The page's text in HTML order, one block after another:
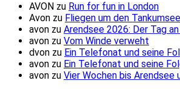
AVON zu Run for fun in London
Avon zu Fliegen um den Tankumsee
avon zu Arendsee 2026: Der Tag
avon zu Vom Winde verweht
dvon zu Ein Telefonat und seine
avon zu Ein Telefonat und seine
avon zu Vier Wochen bis